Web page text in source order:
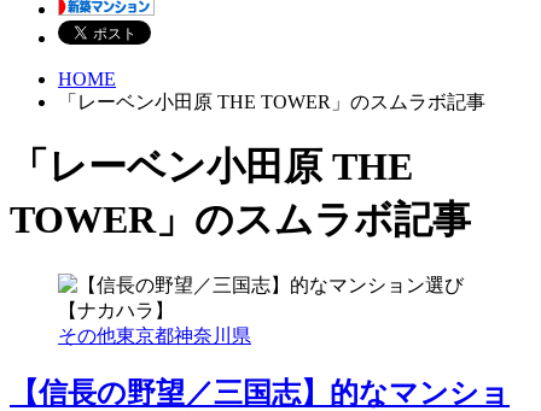
HOME
「レーベン小田原 THE TOWER」のスムラボ記事
「レーベン小田原 THE
TOWER」のスムラボ記事
その他東京都神奈川県
【信長の野望／三国志】的なマンショ